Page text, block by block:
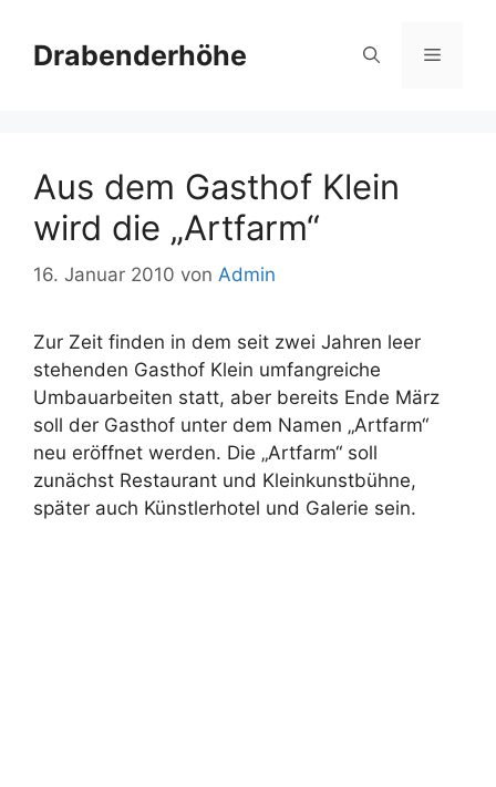
Inhalt
springen
Drabenderhöhe Menü
Aus dem Gasthof Klein
wird die „Artfarm“
16. Januar 2010 von Admin
Zur Zeit finden in dem seit zwei Jahren leer
stehenden Gasthof Klein umfangreiche
Umbauarbeiten statt, aber bereits Ende März
soll der Gasthof unter dem Namen „Artfarm“
neu eröffnet werden. Die „Artfarm“ soll
zunächst Restaurant und Kleinkunstbühne,
später auch Künstlerhotel und Galerie sein.